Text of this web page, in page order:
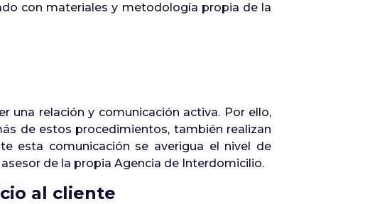
con materiales y metodología propia de la
una relación y comunicación activa. Por ello,
de estos procedimientos, también realizan
esta comunicación se averigua el nivel de
de la propia Agencia de Interdomicilio.
al cliente